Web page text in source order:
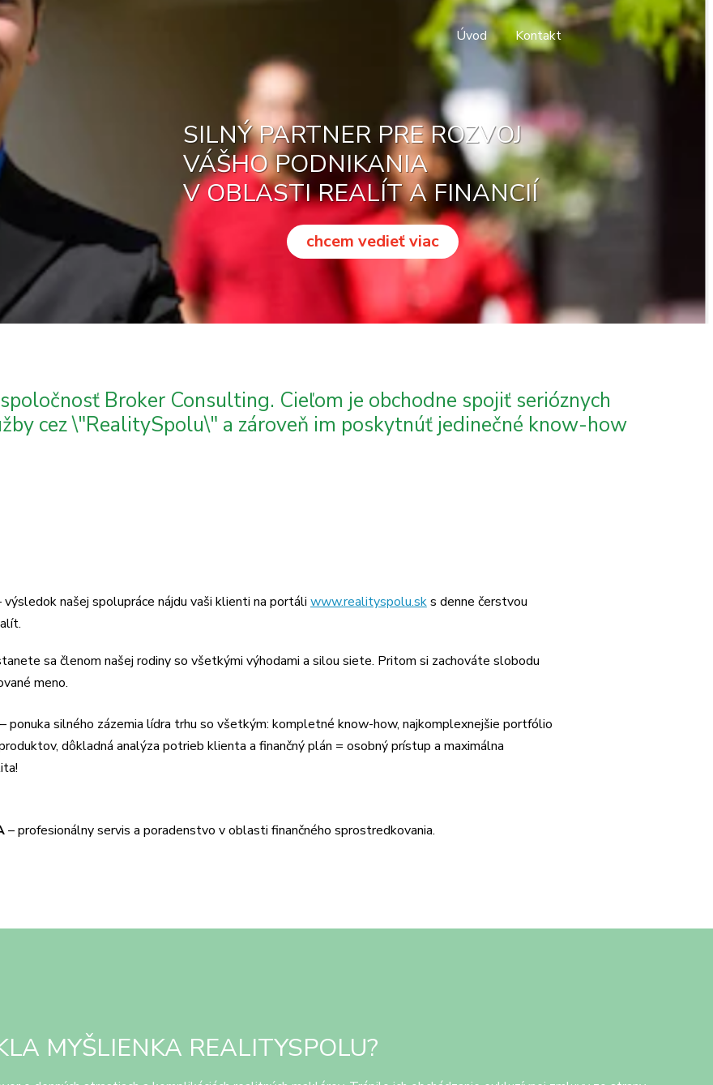
Úvod Kontakt
SILNÝ PARTNER PRE ROZVOJ
VÁŠHO PODNIKANIA
V OBLASTI REALÍT A FINANCIÍ
chcem vedieť viac
Broker Consulting. Cieľom je obchodne spojiť serióznych
cez \"RealitySpolu\" a zároveň im poskytnúť jedinečné know-how
výsledok našej spolupráce nájdu vaši klienti na portáli www.realityspolu.sks denne čerstvou
sa členom našej rodiny so všetkými výhodami a silou siete. Pritom si zachováte slobodu
meno.
– ponuka silného zázemia lídra trhu so všetkým: kompletné know-how, najkomplexnejšie portfólio
dôkladná analýza potrieb klienta a finančný plán = osobný prístup a maximálna
– profesionálny servis a poradenstvo v oblasti finančného sprostredkovania.
MYŠLIENKA REALITYSPOLU?